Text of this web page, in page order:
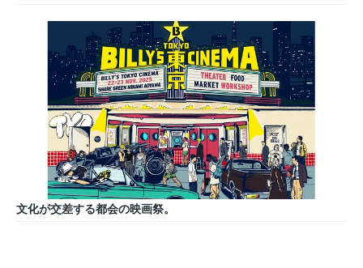
文化が交差する都会の映画祭。